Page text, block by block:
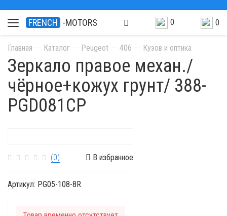
FRENCH -MOTORS 0 0
Главная Каталог Peugeot 406 Кузов и оптика
Зеркало правое механ./
чёрное+кожух грунт/ 388-
PGD081CP
(0) В избранное
Артикул: PG05-108-8R